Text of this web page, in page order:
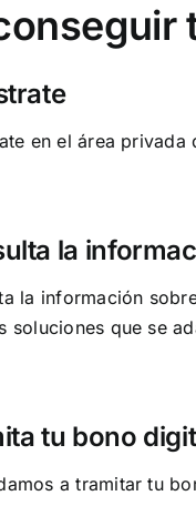
en el área privada
la
la información
soluciones que se
tu bono
a tramitar tu